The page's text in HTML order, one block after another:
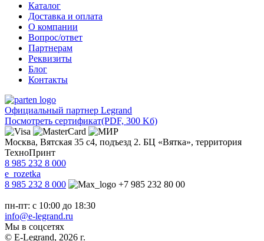
Каталог
Доставка и оплата
О компании
Вопрос/ответ
Партнерам
Реквизиты
Блог
Контакты
Официальный партнер Legrand
Посмотреть сертификат(PDF, 300 Kб)
Москва, Вятская 35 с4, подъезд 2. БЦ «Вятка», территория
ТехноПринт
8 985 232 8 000
e_rozetka
8 985 232 8 000
+7 985 232 80 00
пн-пт: с 10:00 до 18:30
info@e-legrand.ru
Мы в соцсетях
© E-Legrand, 2026 г.